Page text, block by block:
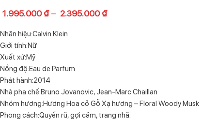
1.995.000₫– 2.395.000₫
Nhãn hiệu:Calvin Klein
Giới tính:Nữ
Xuất xứ:Mỹ
Nồng độ:Eau de Parfum
Phát hành:2014
Nhà pha chế:Bruno Jovanovic, Jean-Marc Chaillan
Nhóm hương:Hương Hoa cỏ Gỗ Xạ hương – Floral Woody Musk
Phong cách:Quyến rũ, gợi cảm, trang nhã.